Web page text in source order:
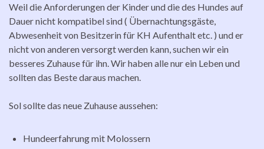
Weil die Anforderungen der Kinder und die des Hundes auf
Dauer nicht kompatibel sind ( Übernachtungsgäste,
Abwesenheit von Besitzerin für KH Aufenthalt etc. ) und er
nicht von anderen versorgt werden kann, suchen wir ein
besseres Zuhause für ihn. Wir haben alle nur ein Leben und
sollten das Beste daraus machen.
Sol sollte das neue Zuhause aussehen:
Hundeerfahrung mit Molossern